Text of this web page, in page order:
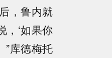
，鲁内就
，‘如果你
”库德梅托